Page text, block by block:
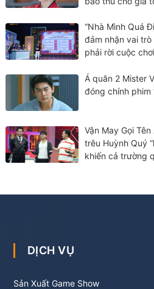
“Nhà Mình Quá
đảm nhận vai
phải rời cuộc
Á quân 2 Mister
đóng chính phim
Vận May Gọi
trêu Huỳnh Quý
khiến cả trường
DỊCH VỤ
Sản Xuất Game Show